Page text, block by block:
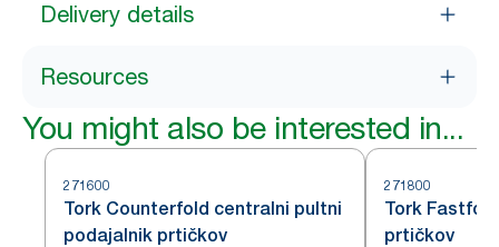
Delivery details
Resources
You might also be interested in...
271600
Tork Counterfold centralni pultni
podajalnik prtičkov
271800
Tork
prtičkov